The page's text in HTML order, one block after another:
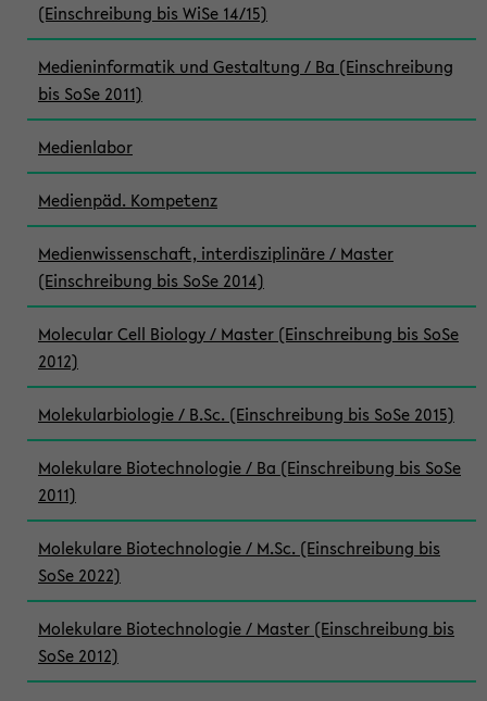
(Einschreibung bis WiSe 14/15)
Medieninformatik und Gestaltung / Ba (Einschreibung
bis SoSe 2011)
Medienlabor
Medienpäd. Kompetenz
Medienwissenschaft, interdisziplinäre / Master
(Einschreibung bis SoSe 2014)
Molecular Cell Biology / Master (Einschreibung bis SoSe
2012)
Molekularbiologie / B.Sc. (Einschreibung bis SoSe 2015)
Molekulare Biotechnologie / Ba (Einschreibung bis SoSe
2011)
Molekulare Biotechnologie / M.Sc. (Einschreibung bis
SoSe 2022)
Molekulare Biotechnologie / Master (Einschreibung bis
SoSe 2012)